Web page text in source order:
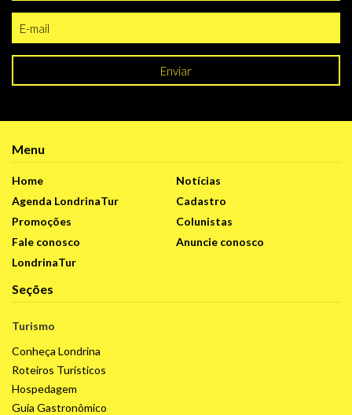
Enviar
Menu
Home
Notícias
Agenda LondrinaTur
Cadastro
Promoções
Colunistas
Fale conosco
Anuncie conosco
LondrinaTur
Seções
Turismo
Conheça Londrina
Roteiros Turísticos
Hospedagem
Guia Gastronômico